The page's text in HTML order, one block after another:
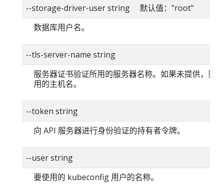
--storage-driver-user string 默认值："root"
数据库用户名。
--tls-server-name string
服务器证书验证所用的服务器名称。如果未提供，则
用的主机名。
--token string
向 API 服务器进行身份验证的持有者令牌。
--user string
要使用的 kubeconfig 用户的名称。